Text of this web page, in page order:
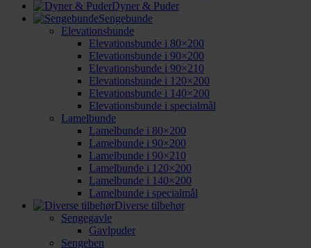
Dyner & Puder
Sengebunde
Elevationsbunde
Elevationsbunde i 80×200
Elevationsbunde i 90×200
Elevationsbunde i 90×210
Elevationsbunde i 120×200
Elevationsbunde i 140×200
Elevationsbunde i specialmål
Lamelbunde
Lamelbunde i 80×200
Lamelbunde i 90×200
Lamelbunde i 90×210
Lamelbunde i 120×200
Lamelbunde i 140×200
Lamelbunde i specialmål
Diverse tilbehør
Sengegavle
Gavlpuder
Sengeben